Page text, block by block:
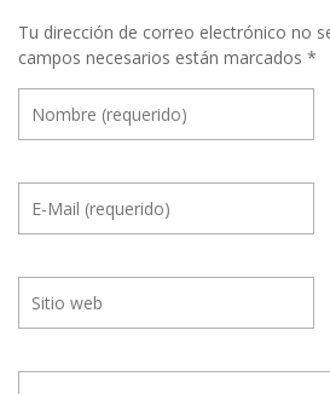
Tu dirección de correo electrónico no
campos necesarios están marcados *